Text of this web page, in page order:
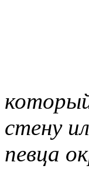
стену
певца